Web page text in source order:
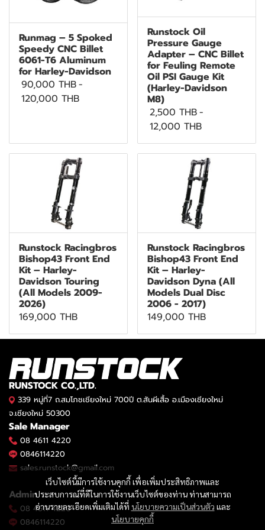
Runmag – 5 Spoked
Speedy CNC Billet
6061-T6 Aluminum
for Harley-Davidson
90,000 THB-
120,000 THB
Runstock Oil
Pressure Gauge
Adapter – CNC Billet
for Feuling Remote
Oil PSI Gauge Kit
(Harley-Davidson
M8)
2,500 THB-
12,000 THB
Runstock Racingbros
Bishop43 Front End
Kit – Harley-
Davidson Touring
(All Models 2009-
2026)
169,000 THB
Runstock Racingbros
Bishop43 Front End
Kit – Harley-
Davidson Dyna (All
Models Dual Disc
2006 - 2017)
149,000 THB
เว็บไซต์นี้มีการใช้งานคุกกี้ เพื่อเพิ่มประสิทธิภาพและ
ประสบการณ์ที่ดีในการใช้งานเว็บไซต์ของท่าน ท่านสามารถ
อ่านรายละเอียดเพิ่มเติมได้ที่ นโยบายความเป็นส่วนตัว และ
นโยบายคุกกี้
RUNSTOCK CO.,LTD.
339 หมู่ที่7 ถ.สมโภชเชียงใหม่ 700ปี ต.สันผีเสื้อ อ.เมืองเชียงใหม่
จ.เชียงใหม่ 50300
Sale Manager
08 4611 4220
0846114220
sales.runstock@gmail.com
Admin
08 4611 4220
0846114220